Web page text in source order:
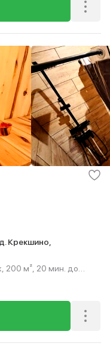
д. Крекшино,
200 м², 20 мин. до